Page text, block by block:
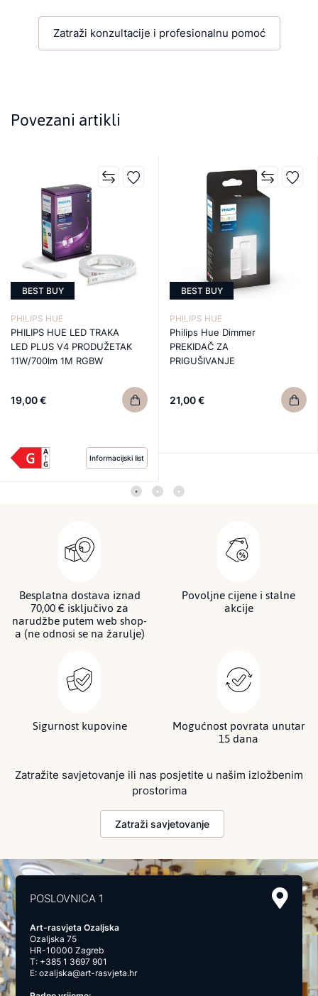
Zatraži konzultacije i profesionalnu pomoć
Povezani artikli
BEST BUY
PHILIPS HUE
PHILIPS HUE LED TRAKA
LED PLUS V4 PRODUŽETAK
11W/700lm 1M RGBW
19,00 €
Informacijski list
BEST BUY
PHILIPS HUE
Philips Hue Dimmer
PREKIDAČ ZA
PRIGUŠIVANJE
21,00 €
Besplatna dostava iznad
70,00 € isključivo za
narudžbe putem web shop-
a (ne odnosi se na žarulje)
Povoljne cijene i stalne
akcije
Sigurnost kupovine Mogućnost povrata unutar
15 dana
Zatražite savjetovanje ili nas posjetite u našim izložbenim
prostorima
Zatraži savjetovanje
POSLOVNICA 1
Art-rasvjeta Ozaljska
Ozaljska 75
HR-10000 Zagreb
T: +385 1 3697 901
E:ozaljska@art-rasvjeta.hr